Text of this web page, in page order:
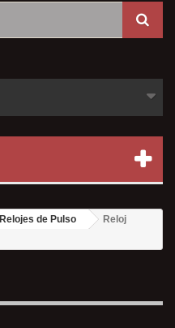
Relojes de Pulso
Reloj